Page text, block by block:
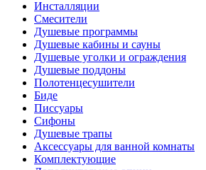
Инсталляции
Смесители
Душевые программы
Душевые кабины и сауны
Душевые уголки и ограждения
Душевые поддоны
Полотенцесушители
Биде
Писсуары
Сифоны
Душевые трапы
Аксессуары для ванной комнаты
Комплектующие